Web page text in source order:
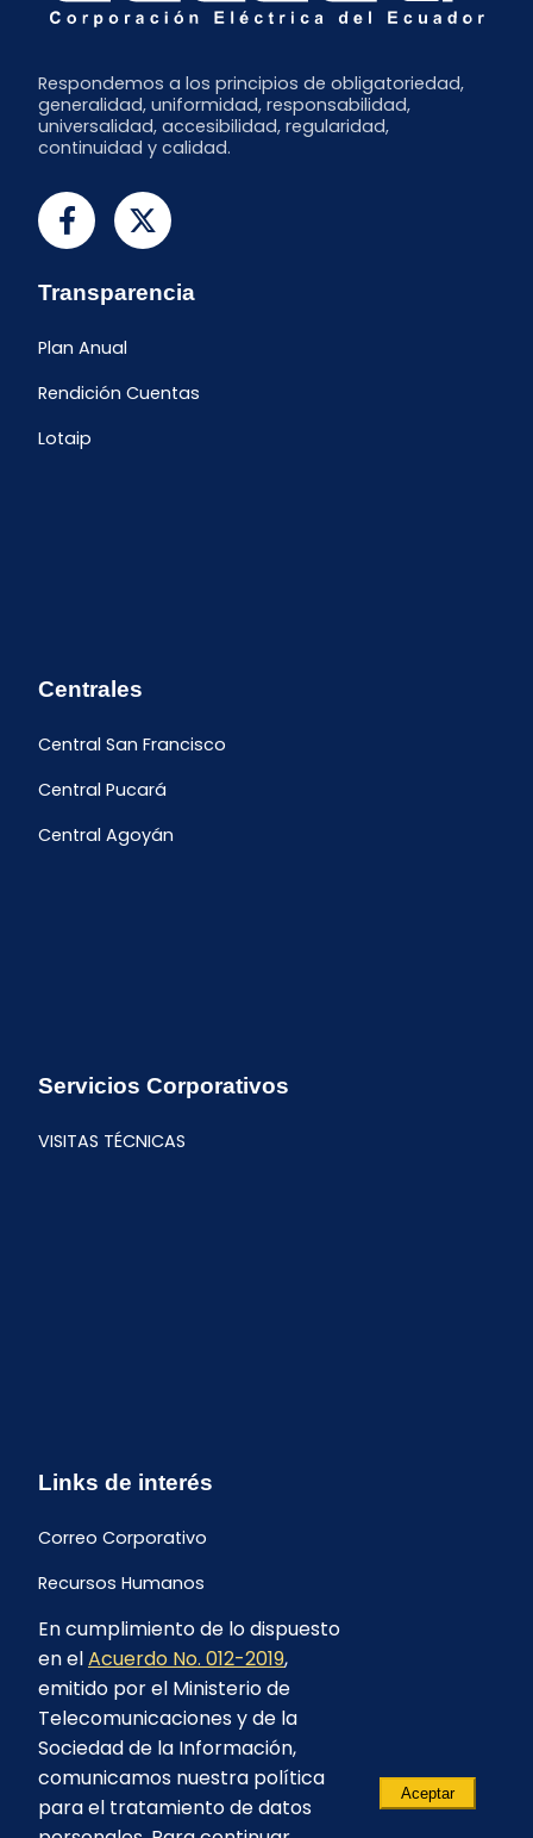
Respondemos a los principios de obligatoriedad,
generalidad, uniformidad, responsabilidad,
universalidad, accesibilidad, regularidad,
continuidad y calidad.
Transparencia
Plan Anual
Rendición Cuentas
Lotaip
Centrales
Central San Francisco
Central Pucará
Central Agoyán
Servicios Corporativos
VISITAS TÉCNICAS
Links de interés
Correo Corporativo
Recursos Humanos
Buzón de quejas y sugerencias
Formulario Contrataciones
En cumplimiento de lo dispuesto
en elAcuerdo No. 012-2019,
emitido por el Ministerio de
Telecomunicaciones y de la
Sociedad de la Información,
comunicamos nuestra política
para el tratamiento de datos
Aceptar